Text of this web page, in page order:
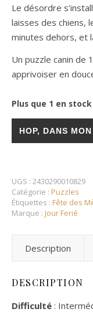
Le désordre
laisses des chiens,
minutes dehors, et
Un puzzle canin de
apprivoiser en
Plus que 1 en stock
HOP, DANS
UGS : 2430290010829
Catégorie : Puzzles
Étiquettes : Fête des
Marque : Jour Ferié
Description
DESCRIPTION
Difficulté :